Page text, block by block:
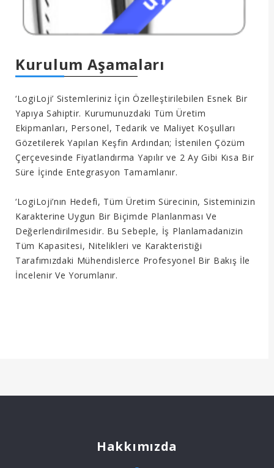
Kurulum Aşamaları
‘LogiLoji’ Sistemleriniz İçin Özelleştirilebilen Esnek Bir
Yapıya Sahiptir. Kurumunuzdaki Tüm Üretim
Ekipmanları, Personel, Tedarik ve Maliyet Koşulları
Gözetilerek Yapılan Keşfin Ardından; İstenilen Çözüm
Çerçevesinde Fiyatlandırma Yapılır ve 2 Ay Gibi Kısa Bir
Süre İçinde Entegrasyon Tamamlanır.
‘LogiLoji’nın Hedefi, Tüm Üretim Sürecinin, Sisteminizin
Karakterine Uygun Bir Biçimde Planlanması Ve
Değerlendirilmesidir. Bu Sebeple, İş Planlamadanizin
Tüm Kapasitesi, Nitelikleri ve Karakteristiği
Tarafımızdaki Mühendislerce Profesyonel Bir Bakış İle
İncelenir Ve Yorumlanır.
Hakkımızda